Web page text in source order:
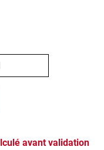
avant validation